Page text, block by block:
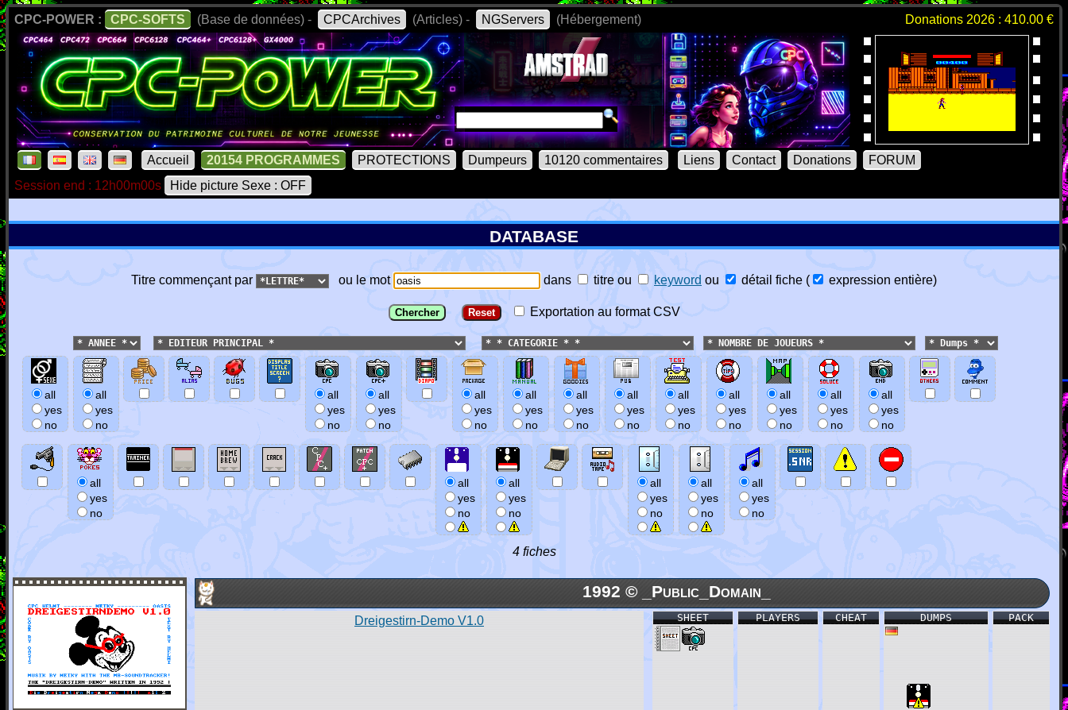
CPC-POWER : CPC-SOFTS (Base de données) - CPCArchives (Articles) - NGServers (Hébergement) Donations 2026 : 410.00 €
Accueil 20154 PROGRAMMES PROTECTIONS Dumpeurs 10120 commentaires Liens Contact Donations
FORUM
Session end : 12h00m00s
Hide picture Sexe : OFF
DATABASE
Titre commençant par ou le mot dans titre ou keyword ou détail fiche ( expression entière)
Exportation au format CSV
all
yes
no
all
yes
no
all
yes
no
all
yes
no
all
yes
no
all
yes
no
all
yes
no
all
yes
no
all
yes
no
all
yes
no
all
yes
no
all
yes
no
all
yes
no
all
yes
no
all
yes
no
all
yes
no
all
yes
no
all
yes
no
all
yes
no
4 fiches
1992 © _Public_Domain_
Dreigestirn-Demo V1.0 PACK
DUMPS
CHEAT
PLAYERS
SHEET